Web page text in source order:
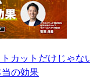
トカットだけじゃ
の効果